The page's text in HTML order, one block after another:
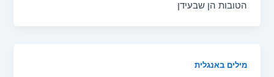
הטובות הן שבעידן
מילים באנגלית